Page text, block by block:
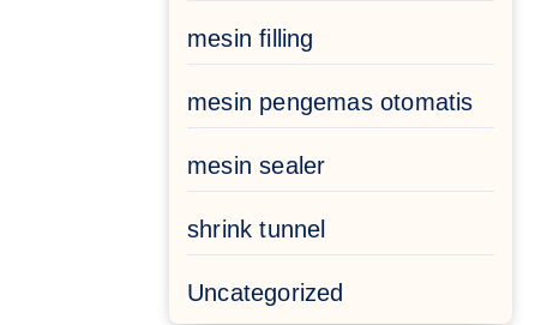
mesin filling
mesin pengemas otomatis
mesin sealer
shrink tunnel
Uncategorized